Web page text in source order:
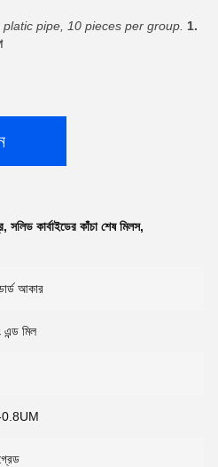
pipe, 10 pieces per group. 1.
, সলিড কার্বাইডের কাঁচা শেষ মিলস,
আকার
এন্ড মিল